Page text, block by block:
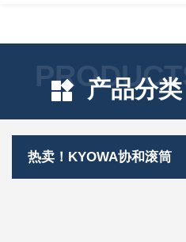
PRODUCTS
产品分类
热卖！KYOWA协和滚筒